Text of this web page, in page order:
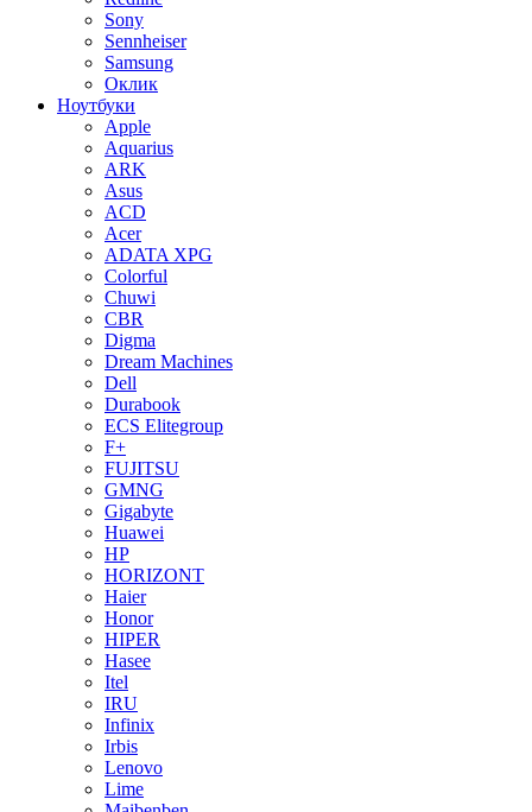
Sony
Sennheiser
Samsung
Оклик
Ноутбуки
Apple
Aquarius
ARK
Asus
ACD
Acer
ADATA XPG
Colorful
Chuwi
CBR
Digma
Dream Machines
Dell
Durabook
ECS Elitegroup
F+
FUJITSU
GMNG
Gigabyte
Huawei
HP
HORIZONT
Haier
Honor
HIPER
Hasee
Itel
IRU
Infinix
Irbis
Lenovo
Lime